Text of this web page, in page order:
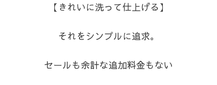
【きれいに洗って仕上げる】
それをシンプルに追求。
セールも余計な追加料金もない